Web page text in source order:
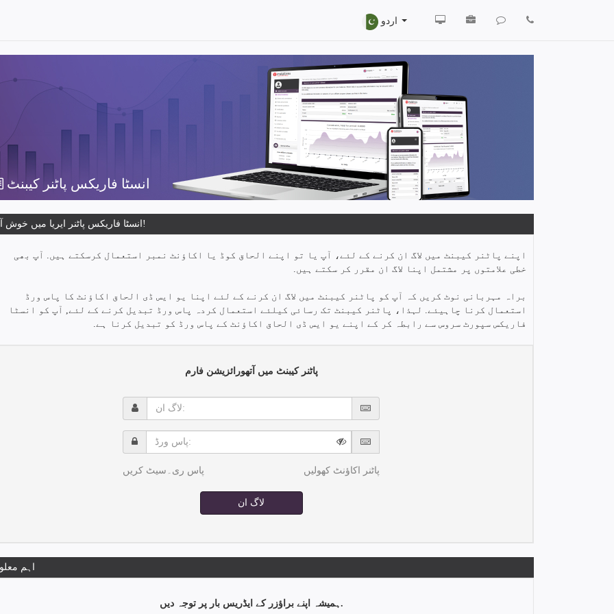
اردو
انسٹا فاریکس پاٹنر کیبنٹ
انسٹا فاریکس پاٹنر ایریا میں خوش آمدید!
اپنے پاٹنر کیبنٹ میں لاگ ان کرنے کے لئے، آپ یا تو اپنے الحاق کوڈ یا اکاؤنٹ نمبر استعمال کرسکتے ہیں. آپ بھی
خطی علامتوں پر مشتمل اپنا لاگ ان مقرر کر سکتے ہیں.
براہ مہربانی نوٹ کریں کہ آپ کو پاٹنر کیبنٹ میں لاگ ان کرنے کے لئے اپنا یو ایس ڈی الحاق اکاؤنٹ کا پاس ورڈ
استعمال کرنا چاہیئے. لہذا، پاٹنر کیبنٹ تک رسائی کیلئے استعمال کردہ پاس ورڈ تبدیل کرنے کے لئے, آپ کو انسٹا
فاریکس سپورٹ سروس سے رابطہ کر کے اپنے یو ایس ڈی الحاق اکاؤنٹ کے پاس ورڈ کو تبدیل کرنا ہے.
پاٹنر کیبنٹ میں آتھورائزیشن فارم
لاگ
پاس
پاس ری۔سیٹ کریں
پاٹنر اکاؤنٹ کھولیں
لاگ ان
اہم
ہمیشہ اپنے براؤزر کے ایڈریس بار پر توجہ دیں.